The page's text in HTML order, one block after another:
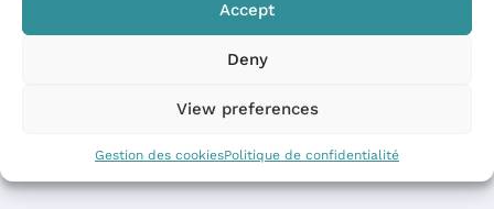
Accept
Deny
View preferences
Gestion des cookiesPolitique de confidentialité